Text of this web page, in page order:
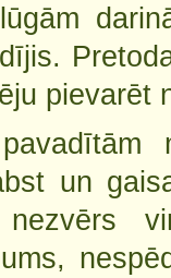
pievarēt
un
nezvērs